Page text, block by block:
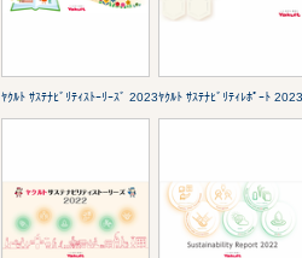
ﾔｸﾙﾄ ｻｽﾃﾅﾋﾞﾘﾃｨｽﾄｰﾘｰｽﾞ 2023ﾔｸﾙﾄ ｻｽﾃﾅﾋﾞﾘﾃｨﾚﾎﾟｰﾄ